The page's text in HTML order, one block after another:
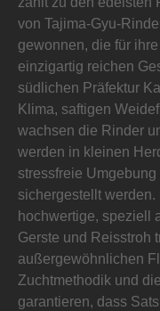
von Tajima-Gyu-
gewonnen, die für
einzigartig reichen
südlichen Präfektur
Klima, saftigen
wachsen die Rinder
werden in kleinen
stressfreie
sichergestellt
hochwertige, speziell
Gerste und Reisstroh
außergewöhnlichen
Zuchtmethodik und
garantieren, dass